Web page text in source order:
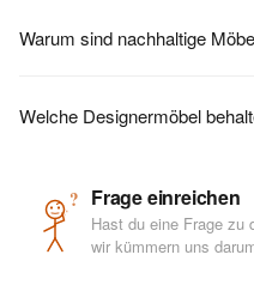
Warum sind nachhaltige
Welche Designermöbel
? Frage einreichen
Hast du eine Frage zu
wir kümmern uns